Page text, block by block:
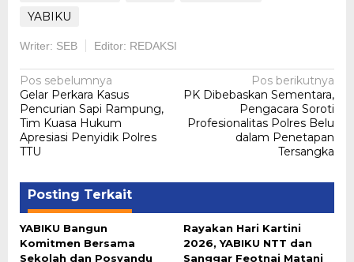
YABIKU
Writer: SEB Editor: REDAKSI
Navigasi
pos
Pos sebelumnya
Gelar Perkara Kasus
Pencurian Sapi Rampung,
Tim Kuasa Hukum
Apresiasi Penyidik Polres
TTU
Pos berikutnya
PK Dibebaskan Sementara,
Pengacara Soroti
Profesionalitas Polres Belu
dalam Penetapan
Tersangka
Posting Terkait
YABIKU Bangun
Komitmen Bersama
Sekolah dan Posyandu
Rayakan Hari Kartini
2026, YABIKU NTT dan
Sanggar Feotnai Matani